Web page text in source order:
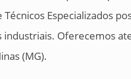
Especializados
industriais. Oferecemos
(MG).